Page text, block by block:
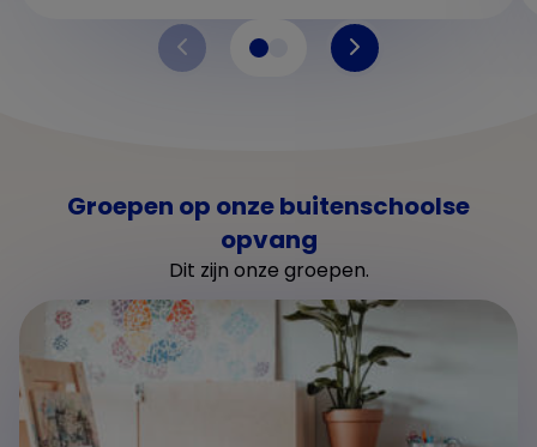
Groepen op onze buitenschoolse
opvang
Dit zijn onze groepen.